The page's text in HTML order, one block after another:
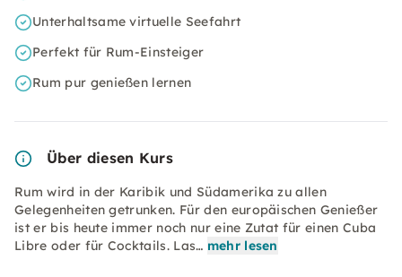
Unterhaltsame virtuelle Seefahrt
Perfekt für Rum-Einsteiger
Rum pur genießen lernen
Über diesen Kurs
Rum wird in der Karibik und Südamerika zu allen
Gelegenheiten getrunken. Für den europäischen Genießer
ist er bis heute immer noch nur eine Zutat für einen Cuba
Libre oder für Cocktails. Las… mehr lesen